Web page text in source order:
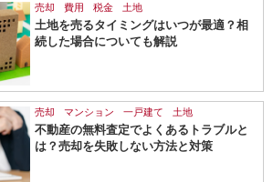
売却 費用 税金 土地
土地を売るタイミングはいつが最適？相
続した場合についても解説
売却 マンション 一戸建て 土地
不動産の無料査定でよくあるトラブルと
は？売却を失敗しない方法と対策